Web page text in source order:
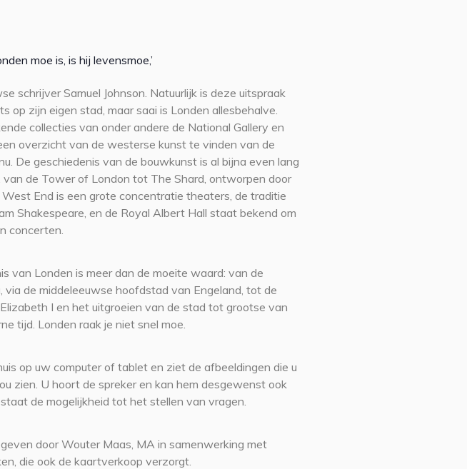
moe is, is hij levensmoe,’
schrijver Samuel Johnson. Natuurlijk is deze uitspraak
op zijn eigen stad, maar saai is Londen allesbehalve.
collecties van onder andere de National Gallery en
overzicht van de westerse kunst te vinden van de
De geschiedenis van de bouwkunst is al bijna even lang
de Tower of London tot The Shard, ontworpen door
West End is een grote concentratie theaters, de traditie
Shakespeare, en de Royal Albert Hall staat bekend om
concerten.
van Londen is meer dan de moeite waard: van de
via de middeleeuwse hoofdstad van Engeland, tot de
I en het uitgroeien van de stad tot grootse van
tijd. Londen raak je niet snel moe.
op uw computer of tablet en ziet de afbeeldingen die u
zien. U hoort de spreker en kan hem desgewenst ook
de mogelijkheid tot het stellen van vragen.
door Wouter Maas, MA in samenwerking met
die ook de kaartverkoop verzorgt.